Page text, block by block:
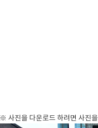
※ 사진을 다운로드 하려면 사진